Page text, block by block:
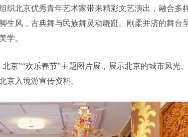
织北京优秀青年艺术家带来精彩文艺演出，融合多
生风，古典舞与民族舞灵动翩跹。刚柔并济的舞台
学。
京”“欢乐春节”主题图片展，展示北京的城市风光
京入境游宣传资料。